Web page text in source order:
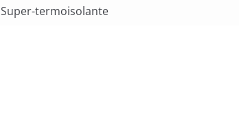
Super-termoisolante